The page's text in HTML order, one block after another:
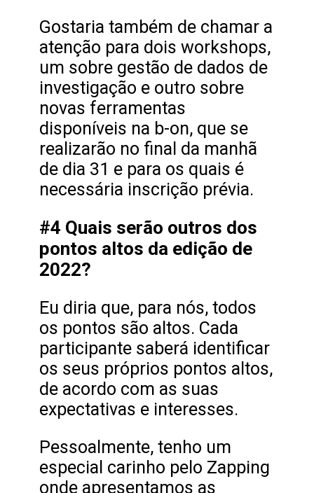
Gostaria também de chamar a
atenção para dois workshops,
um sobre gestão de dados de
investigação e outro sobre
novas ferramentas
disponíveis na b-on, que se
realizarão no final da manhã
de dia 31 e para os quais é
necessária inscrição prévia.
#4 Quais serão outros dos
pontos altos da edição de
2022?
Eu diria que, para nós, todos
os pontos são altos. Cada
participante saberá identificar
os seus próprios pontos altos,
de acordo com as suas
expectativas e interesses.
Pessoalmente, tenho um
especial carinho pelo Zapping
onde apresentamos as